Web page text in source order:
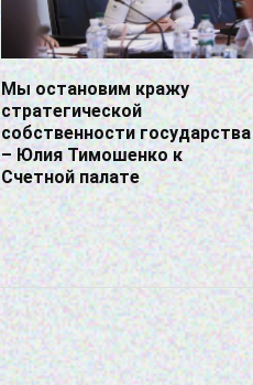
Мы остановим кражу
стратегической
собственности государства
– Юлия Тимошенко к
Счетной палате